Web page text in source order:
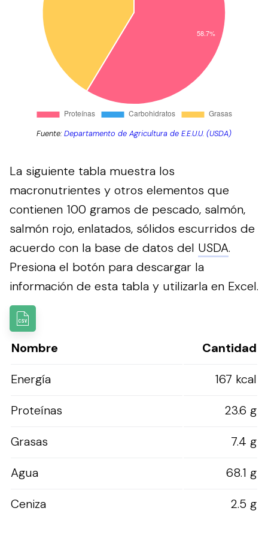
Fuente:Departamento de Agricultura de E.E.U.U. (USDA)
La siguiente tabla muestra los
macronutrientes y otros elementos que
contienen 100 gramos de pescado, salmón,
salmón rojo, enlatados, sólidos escurridos de
acuerdo con la base de datos del USDA.
Presiona el botón para descargar la
información de esta tabla y utilizarla en Excel.
Nombre
Cantidad
Energía
167 kcal
Proteínas
23.6 g
Grasas
7.4 g
Agua
68.1 g
Ceniza
2.5 g